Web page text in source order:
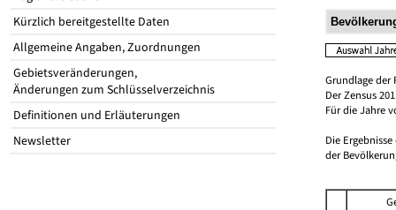
Kürzlich bereitgestellte Daten
Allgemeine Angaben, Zuordnungen
Gebietsveränderungen,
Änderungen zum Schlüsselverzeichnis
Definitionen und Erläuterungen
Newsletter
Grundlage der
Der Zensus
Für die Jahre
Die
der